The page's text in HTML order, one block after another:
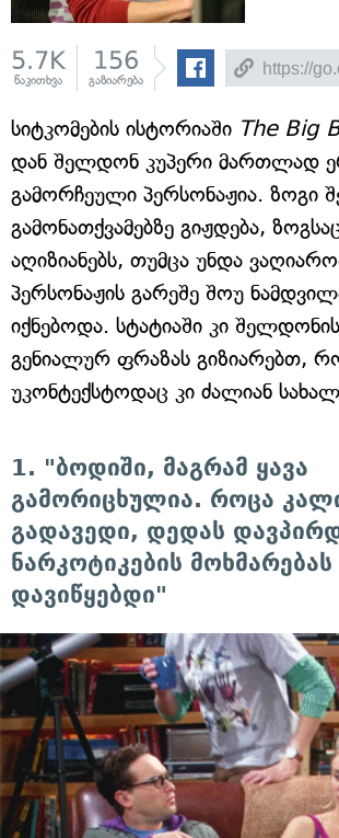
5.7K
წაკითხვა
156
გაზიარება
სიტკომების ისტორიაში The Big
დან შელდონ კუპერი მართლად
გამორჩეული პერსონაჟია. ზოგი
გამონათქვამებზე გიჟდება,
აღიზიანებს, თუმცა უნდა
პერსონაჟის გარეშე შოუ
იქნებოდა. სტატიაში კი
გენიალურ ფრაზას გიზიარებთ,
უკონტექსტოდაც კი ძალიან
1. "ბოდიში, მაგრამ ყავა
გამორიცხულია. როცა
გადავედი, დედას
ნარკოტიკების
დავიწყებდი"